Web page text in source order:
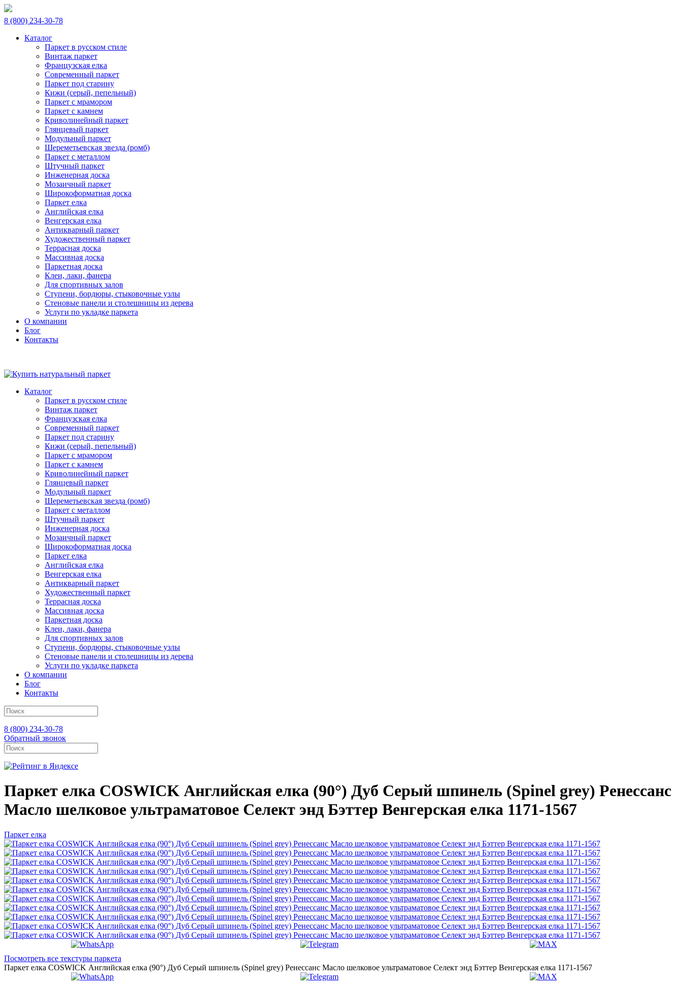
8 (800) 234-30-78
Каталог
Паркет в русском стиле
Винтаж паркет
Французская елка
Современный паркет
Паркет под старину
Кижи (серый, пепельный)
Паркет с мрамором
Паркет с камнем
Криволинейный паркет
Глянцевый паркет
Модульный паркет
Шереметьевская звезда (ромб)
Паркет с металлом
Штучный паркет
Инженерная доска
Мозаичный паркет
Широкоформатная доска
Паркет елка
Английская елка
Венгерская елка
Антикварный паркет
Художественный паркет
Террасная доска
Массивная доска
Паркетная доска
Клеи, лаки, фанера
Для спортивных залов
Ступени, бордюры, стыковочные узлы
Стеновые панели и столешницы из дерева
Услуги по укладке паркета
О компании
Блог
Контакты
Каталог
Паркет в русском стиле
Винтаж паркет
Французская елка
Современный паркет
Паркет под старину
Кижи (серый, пепельный)
Паркет с мрамором
Паркет с камнем
Криволинейный паркет
Глянцевый паркет
Модульный паркет
Шереметьевская звезда (ромб)
Паркет с металлом
Штучный паркет
Инженерная доска
Мозаичный паркет
Широкоформатная доска
Паркет елка
Английская елка
Венгерская елка
Антикварный паркет
Художественный паркет
Террасная доска
Массивная доска
Паркетная доска
Клеи, лаки, фанера
Для спортивных залов
Ступени, бордюры, стыковочные узлы
Стеновые панели и столешницы из дерева
Услуги по укладке паркета
О компании
Блог
Контакты
8 (800) 234-30-78
Обратный звонок
Паркет елка COSWICK Английская елка (90°) Дуб Серый шпинель (Spinel grey) Ренессанс
Масло шелковое ультраматовое Селект энд Бэттер Венгерская елка 1171-1567
Паркет елка
Посмотреть все текстуры паркета
Паркет елка COSWICK Английская елка (90°) Дуб Серый шпинель (Spinel grey) Ренессанс Масло шелковое ультраматовое Селект энд Бэттер Венгерская елка 1171-1567